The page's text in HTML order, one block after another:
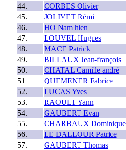
44.
CORBES Olivier
45.
JOLIVET Rémi
46.
HO Nam hien
47.
LOUVEL Hugues
48.
MACE Patrick
49.
BILLAUX Jean-françois
50.
CHATAL Camille andré
51.
QUEMENER Fabrice
52.
LUCAS Yves
53.
RAOULT Yann
54.
GAUBERT Evan
55.
CHARBAUX Dominique
56.
LE DALLOUR Patrice
57.
GAUBERT Thomas